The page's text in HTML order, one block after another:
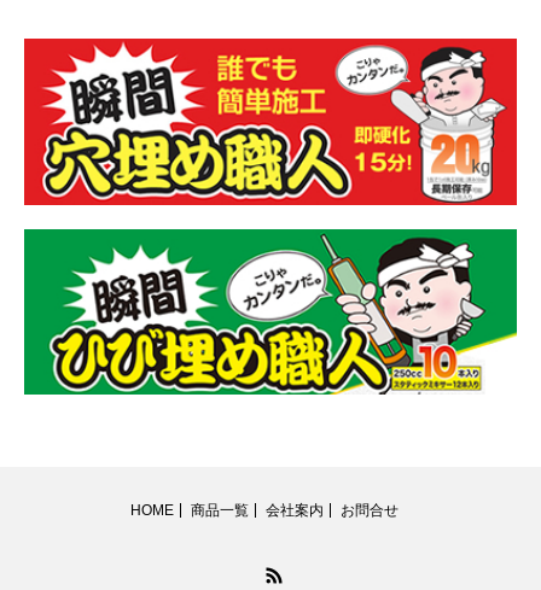
HOME 商品一覧 会社案内 お問合せ